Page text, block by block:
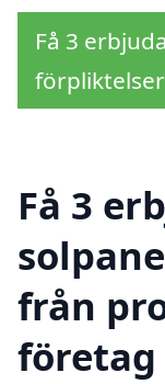
Få 3
förpliktelser
Få 3
från
företag